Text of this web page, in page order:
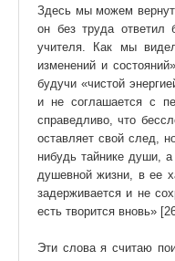
Здесь мы можем
он без труда ответил
учителя. Как мы
изменений и
будучи «чистой
и не соглашается с
справедливо, что
оставляет свой след,
нибудь тайнике души, а
душевной жизни, в ее
задерживается и не
есть творится вновь»
Эти слова я считаю